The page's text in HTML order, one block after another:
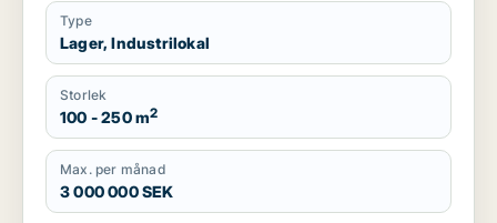
Type
Lager, Industrilokal
Storlek
100 - 250 m2
Max. per månad
3 000 000 SEK